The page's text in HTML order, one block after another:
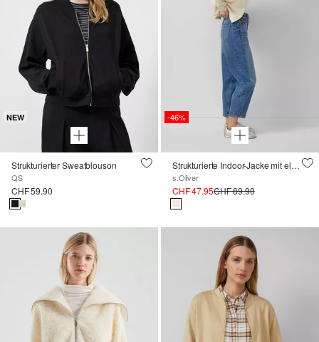
NEW
Strukturierter Sweatblouson
QS
CHF 59.90
-46%
Strukturierte Indoor-Jacke mit elastischem Bund
s.Oliver
CHF 47.95CHF 89.90